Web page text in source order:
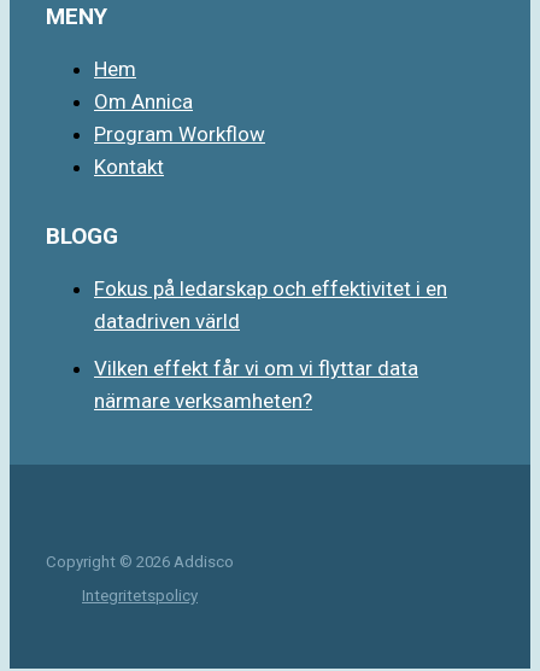
MENY
Hem
Om Annica
Program Workflow
Kontakt
BLOGG
Fokus på ledarskap och effektivitet i en
datadriven värld
Vilken effekt får vi om vi flyttar data
närmare verksamheten?
Copyright © 2026 Addisco
Integritetspolicy